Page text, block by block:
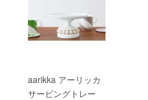
aarikka アーリッカ
サービングトレー